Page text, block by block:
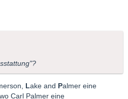
Lake and Palmer eine
Carl Palmer eine